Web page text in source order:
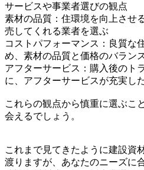
サービスや事業者選びの観点
素材の品質：住環境を向上させ
売してくれる業者を選ぶ
コストパフォーマンス：良質な
め、素材の品質と価格のバラン
アフターサービス：購入後のト
に、アフターサービスが充実し
これらの観点から慎重に選ぶこ
会えるでしょう。
これまで見てきたように建設資
渡りますが、あなたのニーズに